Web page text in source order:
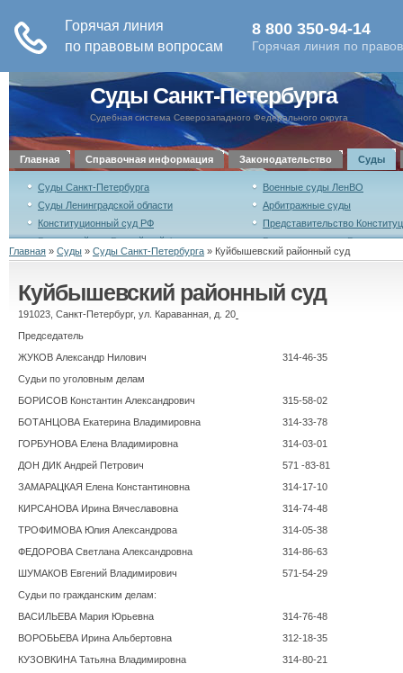
Суды Санкт-Петербурга
Судебная система Северозападного Федерального округа
Главная Справочная информация Законодательство Суды
Суды Санкт-Петербурга
Военные суды ЛенВО
Суды Ленинградской области
Арбитражные суды
Конституционный суд РФ
Представительство
Верховный суд Российской Федерации
Военная коллегия Верховного
Российской Федерации
Российской Федерации
Уставный суд Санкт-Петербурга
Главная » Суды » Суды Санкт-Петербурга » Куйбышевский районный суд
Куйбышевский районный суд
191023, Санкт-Петербург, ул. Караванная, д. 20
Председатель
ЖУКОВ Александр Нилович
314-46-35
Судьи по уголовным делам
БОРИСОВ Константин Александрович
315-58-02
БОТАНЦОВА Екатерина Владимировна
314-33-78
ГОРБУНОВА Елена Владимировна
314-03-01
ДОН ДИК Андрей Петрович
571 -83-81
ЗАМАРАЦКАЯ Елена Константиновна
314-17-10
КИРСАНОВА Ирина Вячеславовна
314-74-48
ТРОФИМОВА Юлия Александрова
314-05-38
ФЕДОРОВА Светлана Александровна
314-86-63
ШУМАКОВ Евгений Владимирович
571-54-29
Судьи по гражданским делам:
ВАСИЛЬЕВА Мария Юрьевна
314-76-48
ВОРОБЬЕВА Ирина Альбертовна
312-18-35
КУЗОВКИНА Татьяна Владимировна
314-80-21